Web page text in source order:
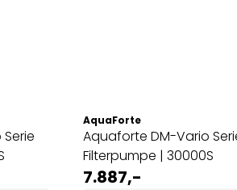
AquaForte
Aquaforte DM-Vario
Filterpumpe | 30000S
7.887,-